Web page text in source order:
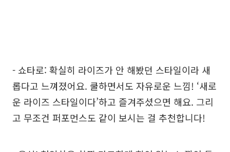
- 쇼타로: 확실히 라이즈가 안 해봤던 스타일이라 새
롭다고 느껴졌어요. 쿨하면서도 자유로운 느낌! ‘새로
운 라이즈 스타일이다’하고 즐겨주셨으면 해요. 그리
고 무조건 퍼포먼스도 같이 보시는 걸 추천합니다!